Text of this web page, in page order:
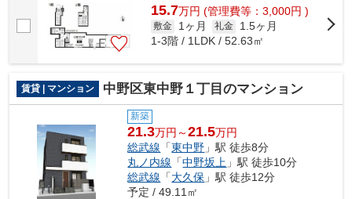
15.7万円 (管理費等：3,000円 )
敷金 1ヶ月 礼金
1.5ヶ月
1-3階 / 1LDK / 52.63㎡
賃貸 | マンション 中野区東中野１丁目のマンション
新築
21.3万円～21.5万円
総武線 「東中野 」駅 徒歩8分
丸ノ内線 「中野坂上 」駅 徒歩10分
総武線 「大久保 」駅 徒歩12分
予定 / 49.11㎡